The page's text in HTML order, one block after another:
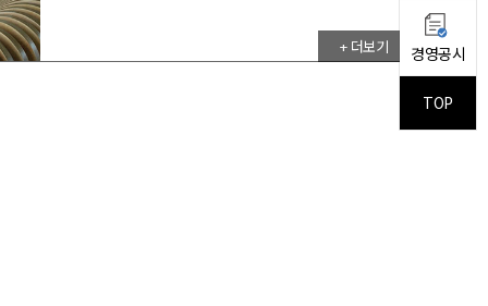
+ 더보기 경영공시
TOP